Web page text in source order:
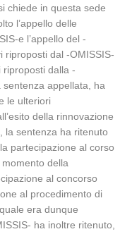
chiede in questa sede
l’appello delle
e l’appello del -
riproposti dal -OMISSIS-
riproposti dalla -
sentenza appellata, ha
le ulteriori
della rinnovazione
la sentenza ha ritenuto
partecipazione al corso
della
al concorso
al procedimento di
era dunque
ha inoltre ritenuto,